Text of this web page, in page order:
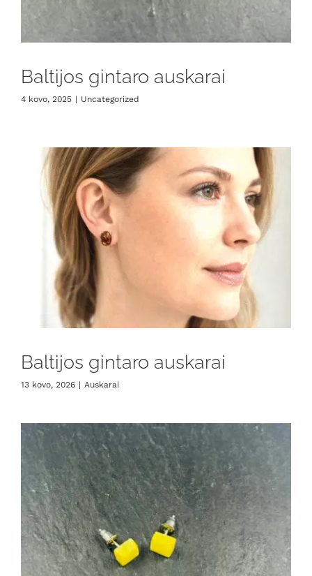
Baltijos gintaro auskarai
4 kovo, 2025 | Uncategorized
Baltijos gintaro auskarai
13 kovo, 2026 | Auskarai